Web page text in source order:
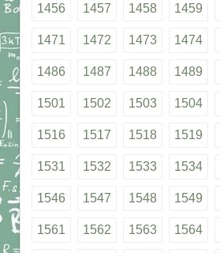
1456 1457 1458 1459
1471 1472 1473 1474
1486 1487 1488 1489
1501 1502 1503 1504
1516 1517 1518 1519
1531 1532 1533 1534
1546 1547 1548 1549
1561 1562 1563 1564